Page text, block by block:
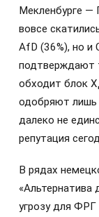
Мекленбурге —
вовсе
AfD (36%), но и
подтверждают
обходит блок
одобряют
далеко не
репутация
В рядах
«Альтернатива
угрозу для